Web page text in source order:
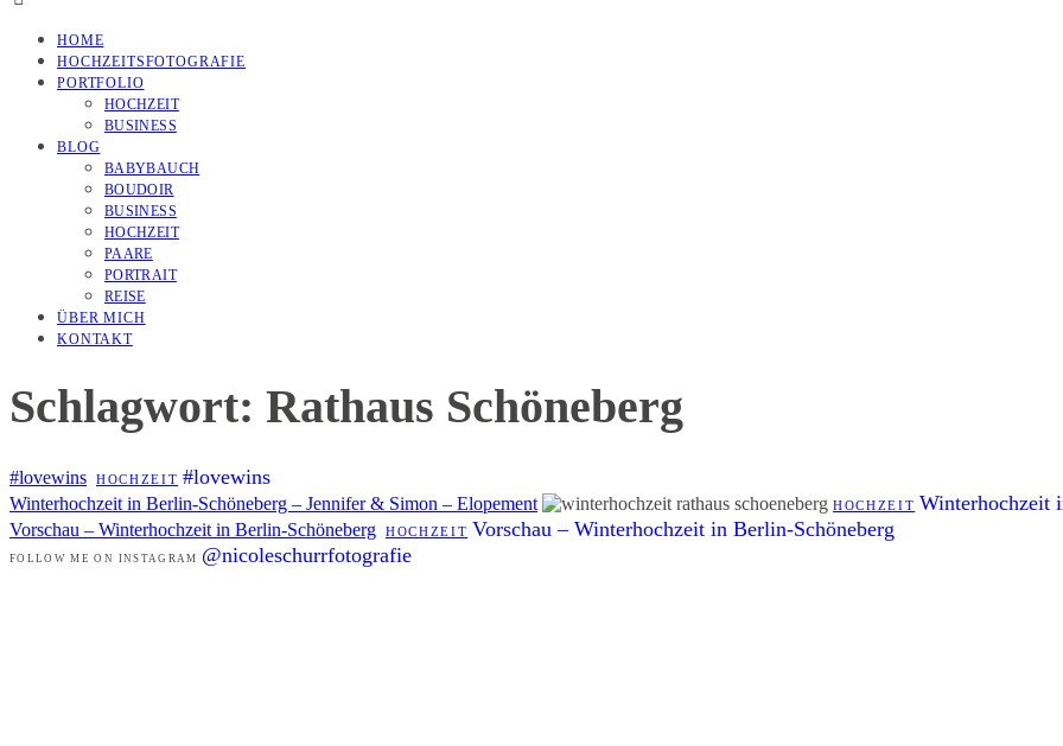
HOME
HOCHZEITSFOTOGRAFIE
PORTFOLIO
HOCHZEIT
BUSINESS
BLOG
BABYBAUCH
BOUDOIR
BUSINESS
HOCHZEIT
PAARE
PORTRAIT
REISE
ÜBER MICH
KONTAKT
Schlagwort: Rathaus Schöneberg
#lovewins HOCHZEIT #lovewins
Winterhochzeit in Berlin-Schöneberg – Jennifer & Simon – Elopement HOCHZEIT Winterhochzeit
Vorschau – Winterhochzeit in Berlin-Schöneberg HOCHZEIT Vorschau – Winterhochzeit in Berlin-Schöneberg
FOLLOW ME ON INSTAGRAM @nicoleschurrfotografie